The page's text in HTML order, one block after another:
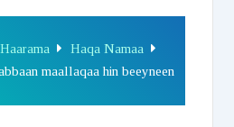
Haqa Namaa
maallaqaa hin beeyneen